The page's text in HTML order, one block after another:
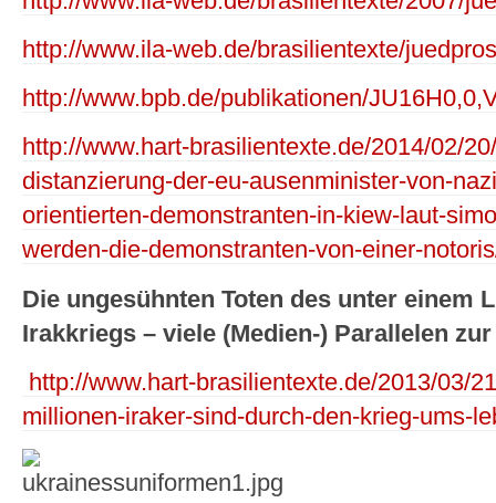
http://www.ila-web.de/brasilientexte/
http://www.bpb.de/publikationen/
http://www.hart-brasilientexte.de/2014/02/
distanzierung-der-eu-ausenminister-von-
orientierten-demonstranten-in-kiew-laut-
werden-die-demonstranten-von-einer-
Die ungesühnten Toten des unter einem
Irakkriegs – viele (Medien-) Parallelen
http://www.hart-brasilientexte.de/2013/03/
millionen-iraker-sind-durch-den-krieg-ums-